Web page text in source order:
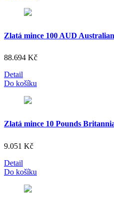
Zlatá mince 100 AUD
88.694 Kč
Detail
Do košíku
Zlatá mince 10 Pounds
9.051 Kč
Detail
Do košíku